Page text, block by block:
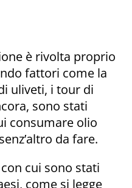
è rivolta proprio
fattori come la
uliveti, i tour di
sono stati
consumare olio
da fare.
cui sono stati
come si legge